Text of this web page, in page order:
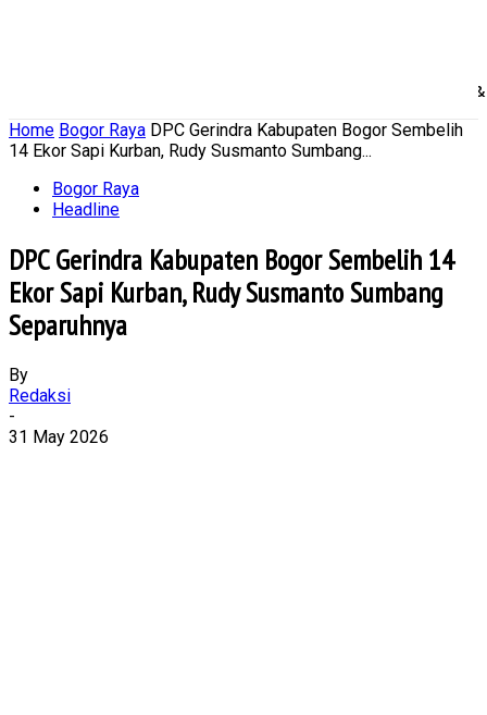
Politik
Home Bogor Raya DPC Gerindra Kabupaten Bogor Sembelih
14 Ekor Sapi Kurban, Rudy Susmanto Sumbang...
Bogor Raya
Headline
DPC Gerindra Kabupaten Bogor Sembelih 14
Ekor Sapi Kurban, Rudy Susmanto Sumbang
Separuhnya
By
Redaksi
-
31 May 2026